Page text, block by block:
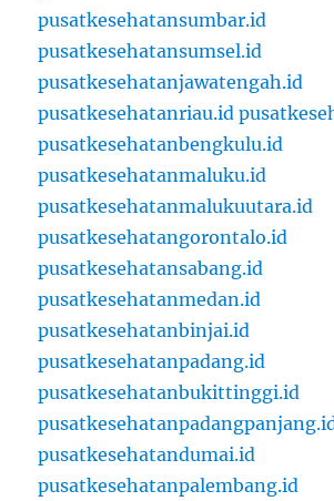
pusatkesehatansumbar.id
pusatkesehatansumsel.id
pusatkesehatanjawatengah.id
pusatkesehatanriau.id
pusatkesehatanbengkulu.id
pusatkesehatanmaluku.id
pusatkesehatanmalukuutara.id
pusatkesehatangorontalo.id
pusatkesehatansabang.id
pusatkesehatanmedan.id
pusatkesehatanbinjai.id
pusatkesehatanpadang.id
pusatkesehatanbukittinggi.id
pusatkesehatandumai.id
pusatkesehatanpalembang.id